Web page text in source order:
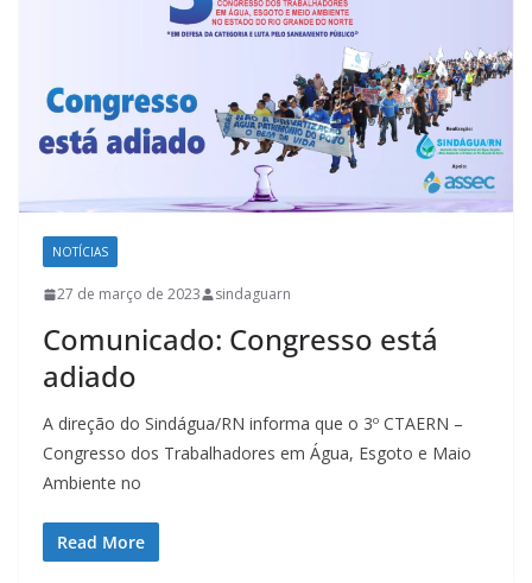
NOTÍCIAS
27 de março de 2023 sindaguarn
Comunicado: Congresso está
adiado
A direção do Sindágua/RN informa que o 3º CTAERN –
Congresso dos Trabalhadores em Água, Esgoto e Maio
Ambiente no
Read More